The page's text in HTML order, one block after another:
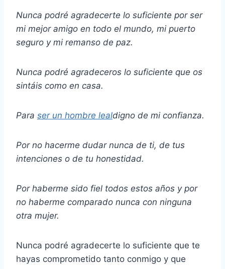
Nunca podré agradecerte lo suficiente por ser
mi mejor amigo en todo el mundo, mi puerto
seguro y mi remanso de paz.
Nunca podré agradeceros lo suficiente que os
sintáis como en casa.
Para ser un hombre lealdigno de mi confianza.
Por no hacerme dudar nunca de ti, de tus
intenciones o de tu honestidad.
Por haberme sido fiel todos estos años y por
no haberme comparado nunca con ninguna
otra mujer.
Nunca podré agradecerte lo suficiente que te
hayas comprometido tanto conmigo y que